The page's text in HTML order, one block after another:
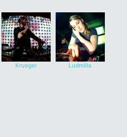
Krueger
Ludmilla